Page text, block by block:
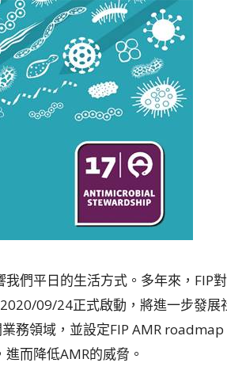
們平日的生活方式。多年來，FIP
09/24正式啟動，將進一步發展
務領域，並設定FIP AMR
而降低AMR的威脅。